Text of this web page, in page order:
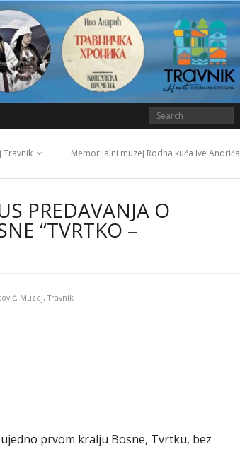
Travnik Memorijalni muzej Rodna kuća Ive Andrića
PREDAVANJA O
“TVRTKO –
, Muzej,Travnik
prvom kralju Bosne, Tvrtku, bez